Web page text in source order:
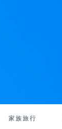
家族旅行